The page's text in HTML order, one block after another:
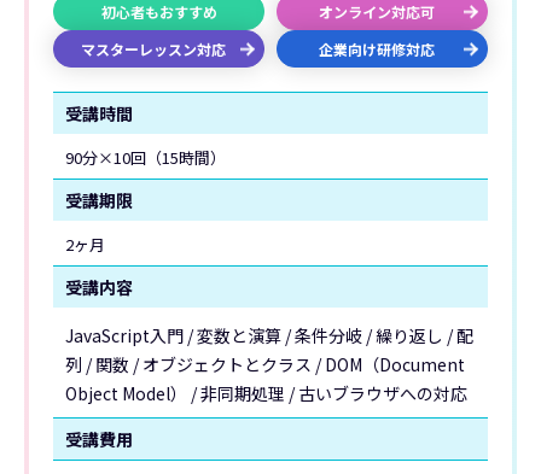
初心者もおすすめ
オンライン対応可
マスターレッスン対応
企業向け研修対応
受講時間
90分×10回（15時間）
受講期限
2ヶ月
受講内容
JavaScript入門 / 変数と演算 / 条件分岐 / 繰り返し / 配
列 / 関数 / オブジェクトとクラス / DOM（Document
Object Model） / 非同期処理 / 古いブラウザへの対応
受講費用